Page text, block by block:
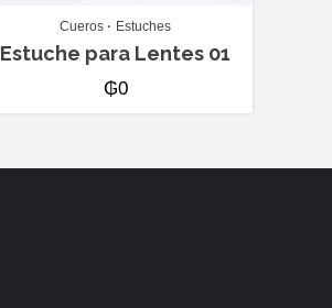
Cueros Estuches
Estuche para Lentes 01
₲0